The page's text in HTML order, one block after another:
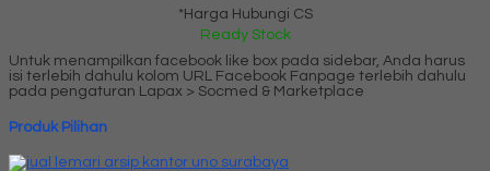
*Harga Hubungi CS
Ready Stock
Untuk menampilkan facebook like box pada sidebar, Anda harus
isi terlebih dahulu kolom URL Facebook Fanpage terlebih dahulu
pada pengaturan Lapax > Socmed & Marketplace
Produk Pilihan